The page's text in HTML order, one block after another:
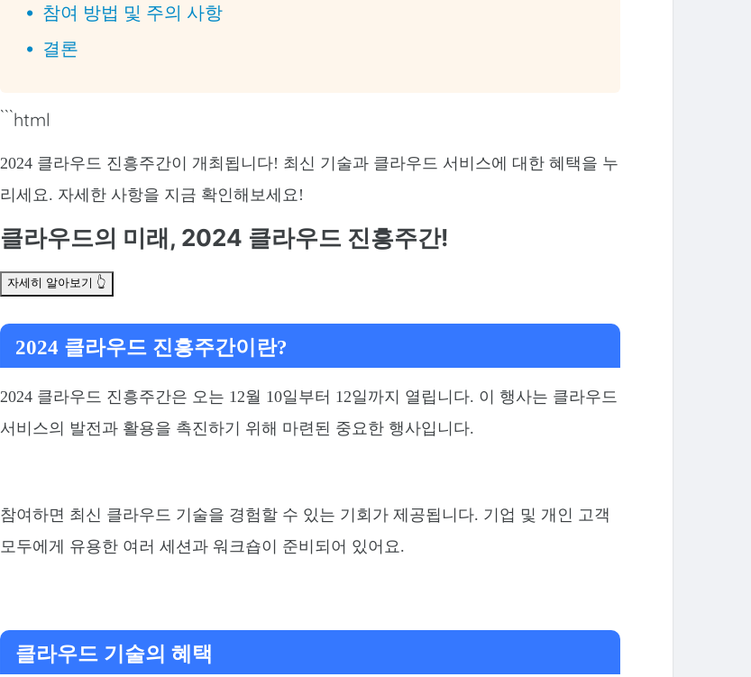
참여 방법 및 주의 사항
결론
```html
2024 클라우드 진흥주간이 개최됩니다! 최신 기술과 클라우드 서비스에 대한 혜택을 누
리세요. 자세한 사항을 지금 확인해보세요!
클라우드의 미래, 2024 클라우드 진흥주간!
자세히 알아보기 👆
2024 클라우드 진흥주간이란?
2024 클라우드 진흥주간은 오는 12월 10일부터 12일까지 열립니다. 이 행사는 클라우드
서비스의 발전과 활용을 촉진하기 위해 마련된 중요한 행사입니다.
참여하면 최신 클라우드 기술을 경험할 수 있는 기회가 제공됩니다. 기업 및 개인 고객
모두에게 유용한 여러 세션과 워크숍이 준비되어 있어요.
클라우드 기술의 혜택